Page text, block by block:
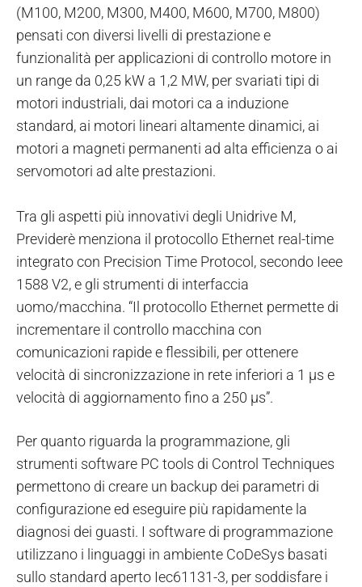
(M100, M200, M300, M400, M600, M700, M800)
pensati con diversi livelli di prestazione e
funzionalità per applicazioni di controllo motore in
un range da 0,25 kW a 1,2 MW, per svariati tipi di
motori industriali, dai motori ca a induzione
standard, ai motori lineari altamente dinamici, ai
motori a magneti permanenti ad alta efficienza o ai
servomotori ad alte prestazioni.
Tra gli aspetti più innovativi degli Unidrive M,
Previderè menziona il protocollo Ethernet real-time
integrato con Precision Time Protocol, secondo Ieee
1588 V2, e gli strumenti di interfaccia
uomo/macchina. “Il protocollo Ethernet permette di
incrementare il controllo macchina con
comunicazioni rapide e flessibili, per ottenere
velocità di sincronizzazione in rete inferiori a 1 µs e
velocità di aggiornamento fino a 250 µs”.
Per quanto riguarda la programmazione, gli
strumenti software PC tools di Control Techniques
permettono di creare un backup dei parametri di
configurazione ed eseguire più rapidamente la
diagnosi dei guasti. I software di programmazione
utilizzano i linguaggi in ambiente CoDeSys basati
sullo standard aperto Iec61131-3, per soddisfare i